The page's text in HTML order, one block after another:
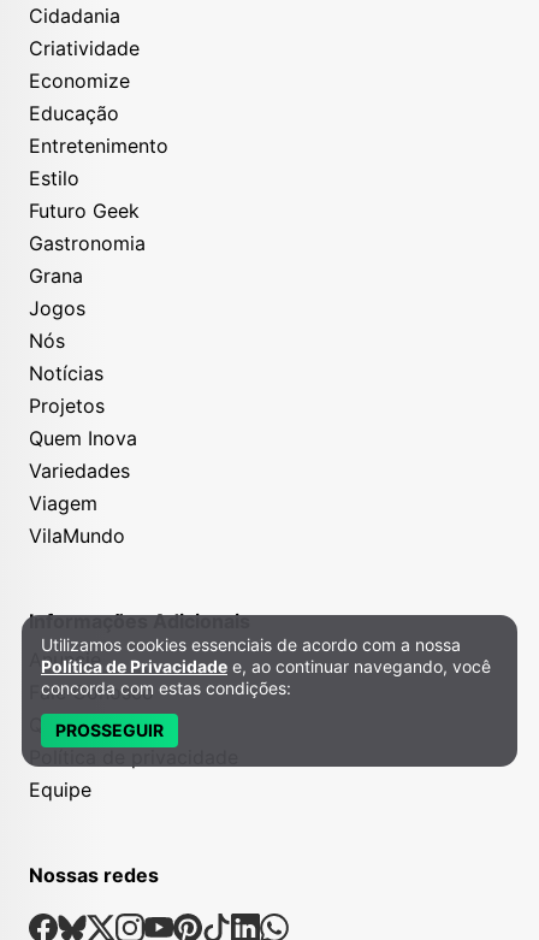
Cidadania
Criatividade
Economize
Educação
Entretenimento
Estilo
Futuro Geek
Gastronomia
Grana
Jogos
Nós
Notícias
Projetos
Quem Inova
Variedades
Viagem
VilaMundo
Informações Adicionais
Anuncie
Fale Conosco
Quem somos
Equipe
Nossas redes
Nossas Redes Sociais
Facebook
Bsky
X Instagram
Youtube
Pinterest
TiktokLinkedin
Whatsapp
Política de Privacidade e Cookies
Utilizamos cookies essenciais de acordo com a nossa
Política de Privacidade e, ao continuar navegando, você
concorda com estas condições:
PROSSEGUIR